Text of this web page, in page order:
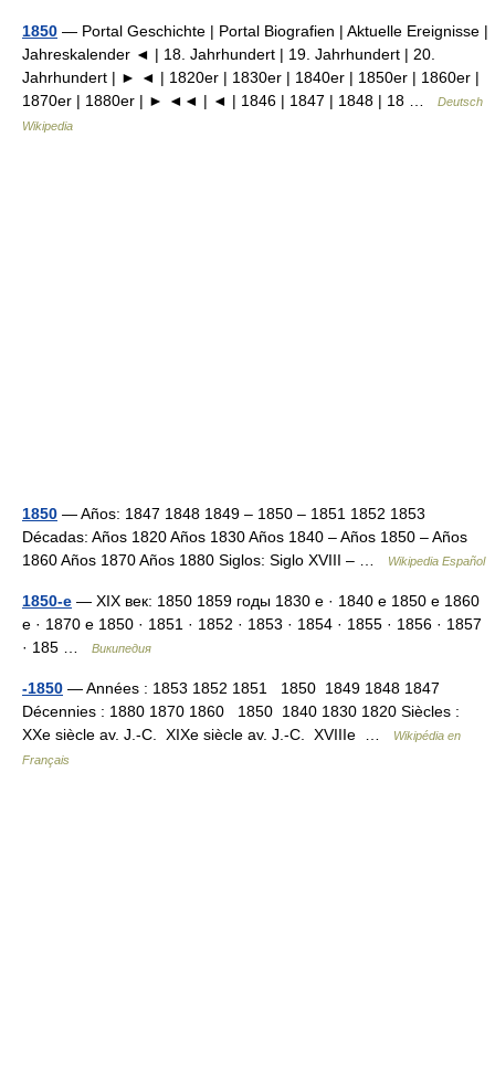
1850 — Portal Geschichte | Portal Biografien | Aktuelle Ereignisse |
Jahreskalender ◄ | 18. Jahrhundert | 19. Jahrhundert | 20.
Jahrhundert | ► ◄ | 1820er | 1830er | 1840er | 1850er | 1860er |
1870er | 1880er | ► ◄◄ | ◄ | 1846 | 1847 | 1848 | 18 …
Deutsch
Wikipedia
1850 — Años: 1847 1848 1849 – 1850 – 1851 1852 1853
Décadas: Años 1820 Años 1830 Años 1840 – Años 1850 – Años
1860 Años 1870 Años 1880 Siglos: Siglo XVIII – …
Wikipedia Español
1850-е — XIX век: 1850 1859 годы 1830 е · 1840 е 1850 е 1860
е · 1870 е 1850 · 1851 · 1852 · 1853 · 1854 · 1855 · 1856 · 1857
· 185 …
Википедия
-1850 — Années : 1853 1852 1851 1850 1849 1848 1847
Décennies : 1880 1870 1860 1850 1840 1830 1820 Siècles :
XXe siècle av. J.‑C. XIXe siècle av. J.‑C. XVIIIe …
Wikipédia en
Français